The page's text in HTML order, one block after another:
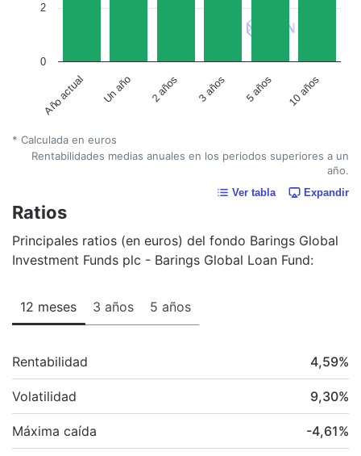
Año actual Un año 2 años 3 años 5 años 10 años
0
2
* Calculada en euros
Rentabilidades medias anuales en los periodos superiores a un
año.
Ver tabla Expandir
Ratios
Principales ratios (en euros) del fondo Barings Global
Investment Funds plc - Barings Global Loan Fund:
12 meses 3 años 5 años
Rentabilidad 4,59%
Volatilidad 9,30%
Máxima caída -4,61%